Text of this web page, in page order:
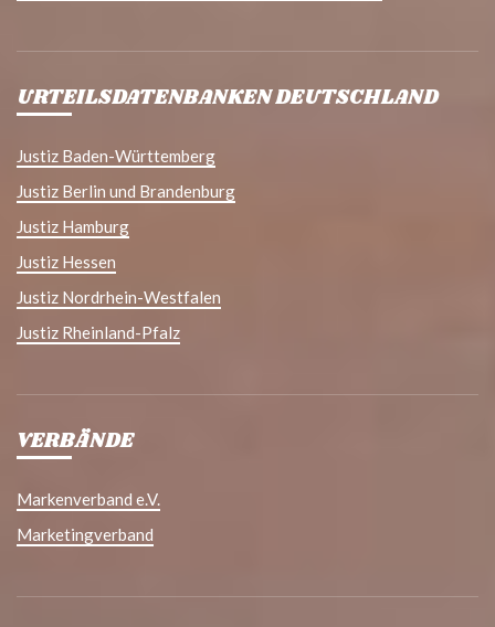
URTEILSDATENBANKEN DEUTSCHLAND
Justiz Baden-Württemberg
Justiz Berlin und Brandenburg
Justiz Hamburg
Justiz Hessen
Justiz Nordrhein-Westfalen
Justiz Rheinland-Pfalz
VERBÄNDE
Markenverband e.V.
Marketingverband